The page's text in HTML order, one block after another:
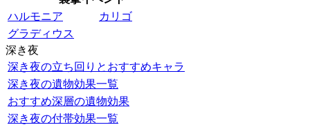
ハルモニア
カリゴ
グラディウス
深き夜
深き夜の立ち回りとおすすめキャラ
深き夜の遺物効果一覧
おすすめ深層の遺物効果
深き夜の付帯効果一覧